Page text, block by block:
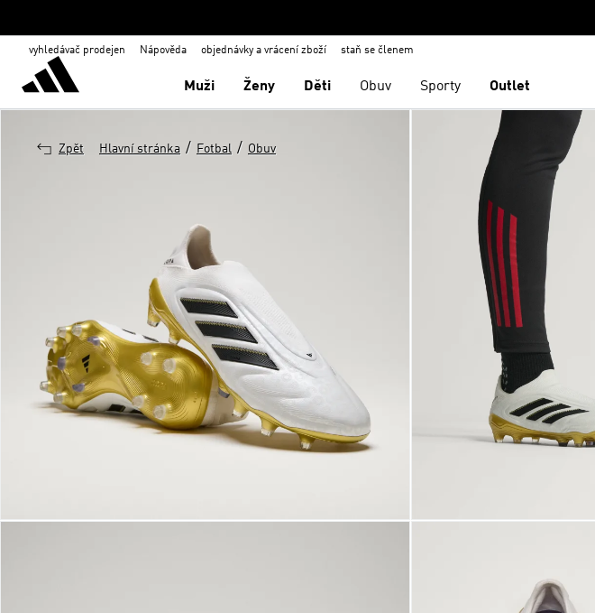
vyhledávač prodejen Nápověda objednávky a vrácení zboží staň se členem
Muži Ženy Děti Obuv Sporty Outlet
Zpět Hlavní stránka / Fotbal / Obuv